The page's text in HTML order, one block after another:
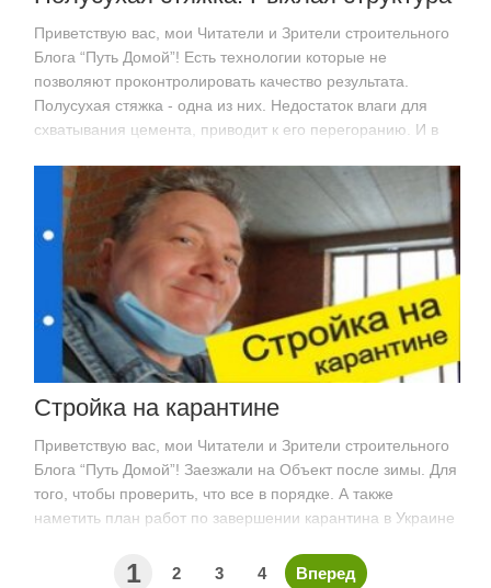
Приветствую вас, мои Читатели и Зрители строительного
Блога “Путь Домой”! Есть технологии которые не
позволяют проконтролировать качество результата.
Полусухая стяжка - одна из них. Недостаток влаги для
схватывания цемента, приводит к его перегоранию. И в
Стройка на карантине
Приветствую вас, мои Читатели и Зрители строительного
Блога “Путь Домой”! Заезжали на Объект после зимы. Для
того, чтобы проверить, что все в порядке. А также
наметить план работ по завершении карантина в Украине
1 2 3 4 Вперед